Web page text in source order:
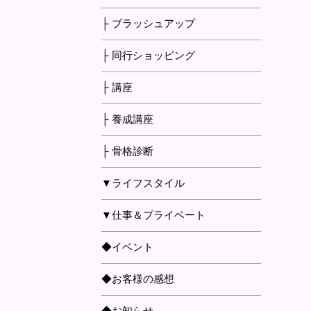
├ ブラッシュアップ
├ 同行ショッピング
├ 講座
├ 養成講座
├ 骨格診断
▼ライフスタイル
▼仕事＆プライベート
◆イベント
◆お客様の感想